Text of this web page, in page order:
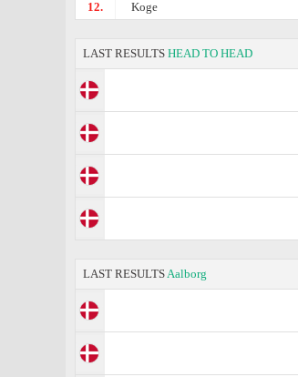
12. Koge
LAST RESULTS HEAD TO HEAD
LAST RESULTSAalborg